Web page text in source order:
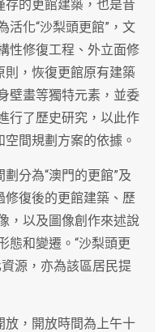
存的更館建築，也是昔
活化“沙梨頭更館”，文
性修復工程、外立面修
則，恢復更館原有建築
壁畫等獨特元素，並委
行了歷史研究，以此作
空間規劃方案的依據。
分為“澳門的更館”及
修復後的更館建築、歷
，以及圖像創作來述說
態和變遷。“沙梨頭更
源，亦為該區居民提
放，開放時間為上午十